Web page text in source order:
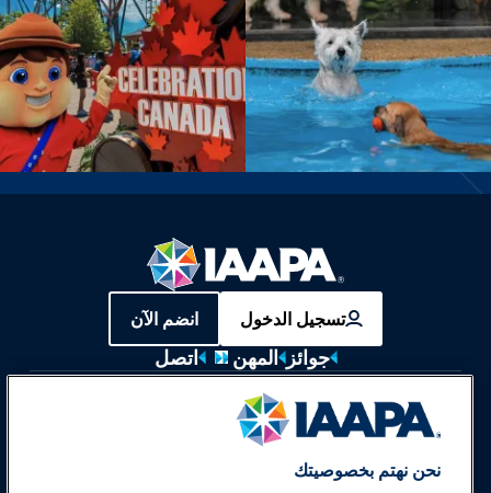
تسجيل الدخول انضم الآن
جوائز المهن
اتصل
معارض وفعاليات
أخبار وعالم المرح
نحن نهتم بخصوصيتك